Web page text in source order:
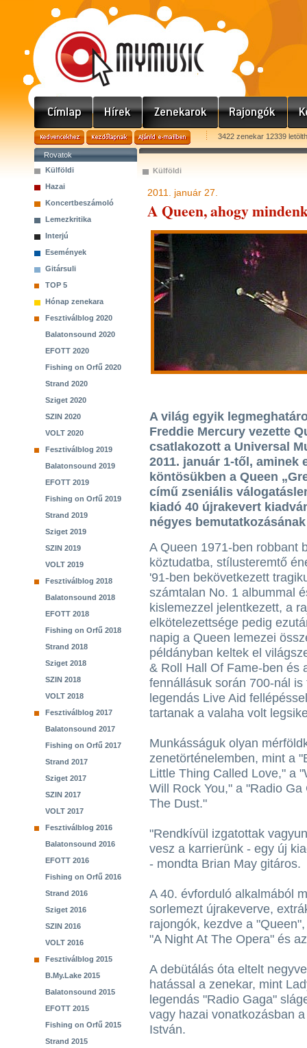
3422 zenekar 12339
Rovatok
Külföldi
Hazai
Koncertbeszámoló
Lemezkritika
Interjú
Események
Gitársuli
TOP 5
Hónap zenekara
Fesztiválblog 2020
Balatonsound 2020
EFOTT 2020
Fishing on Orfű 2020
Strand 2020
Sziget 2020
SZIN 2020
VOLT 2020
Fesztiválblog 2019
Balatonsound 2019
EFOTT 2019
Fishing on Orfű 2019
Strand 2019
Sziget 2019
SZIN 2019
VOLT 2019
Fesztiválblog 2018
Balatonsound 2018
EFOTT 2018
Fishing on Orfű 2018
Strand 2018
Sziget 2018
SZIN 2018
VOLT 2018
Fesztiválblog 2017
Balatonsound 2017
Fishing on Orfű 2017
Strand 2017
Sziget 2017
SZIN 2017
VOLT 2017
Fesztiválblog 2016
Balatonsound 2016
EFOTT 2016
Fishing on Orfű 2016
Strand 2016
Sziget 2016
SZIN 2016
VOLT 2016
Fesztiválblog 2015
B.My.Lake 2015
Balatonsound 2015
EFOTT 2015
Fishing on Orfű 2015
Strand 2015
Külföldi
2011. január 27.
A Queen, ahogy
A világ egyik
Freddie Mercury vezette
csatlakozott a Universal
2011. január 1-től, aminek
köntösükben a Queen
című zseniális
kiadó 40 újrakevert
négyes
A Queen 1971-ben robbant
köztudatba, stílusteremtő
'91-ben bekövetkezett
számtalan No. 1 albummal
kislemezzel jelentkezett, a
elkötelezettsége pedig
napig a Queen lemezei
példányban keltek el
& Roll Hall Of Fame-ben és
fennállásuk során 700-nál
legendás Live Aid
tartanak a valaha volt
Munkásságuk olyan
zenetörténelemben, mint a
Little Thing Called Love," a
Will Rock You," a "Radio
The Dust."
"Rendkívül izgatottak
vesz a karrierünk - egy új
- mondta Brian May gitáros.
A 40. évforduló alkalmából
sorlemezt újrakeverve,
rajongók, kezdve a
"A Night At The Opera" és
A debütálás óta eltelt
hatással a zenekar, mint
legendás "Radio Gaga"
vagy hazai vonatkozásban
István.